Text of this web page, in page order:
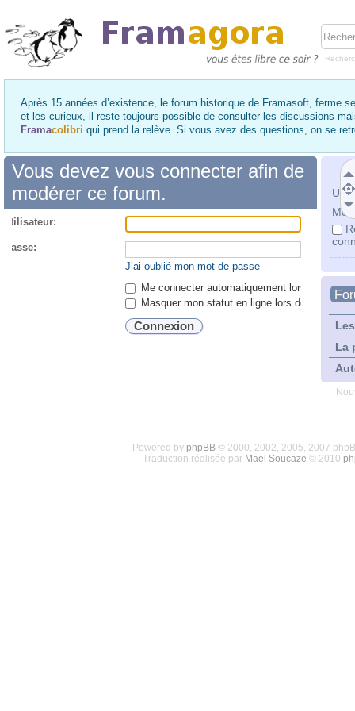
Après 15 années d’existence, le forum historique de Framasoft, ferme
et les curieux, il reste toujours possible de consulter les discussions
Framacolibri qui prend la relève. Si vous avez des questions, on se
Mot
La
Vous devez vous connecter afin de
modérer ce forum.
passe:
J’ai oublié mon mot de passe
Me connecter automatiquement lors de
Masquer mon statut en ligne lors de cette
Powered by phpBB© 2000, 2002, 2005, 2007
Traduction réalisée par Maël Soucaze © 2010